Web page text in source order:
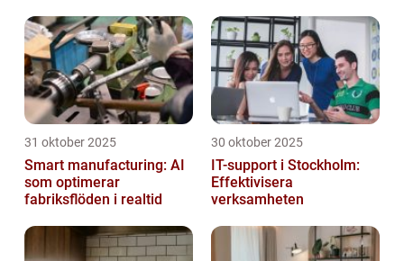
31 oktober 2025
Smart manufacturing: AI
som optimerar
fabriksflöden i realtid
30 oktober 2025
IT-support i Stockholm:
Effektivisera
verksamheten